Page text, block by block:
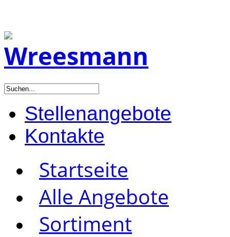
Stellenangebote
Kontakte
Startseite
Alle Angebote
Sortiment